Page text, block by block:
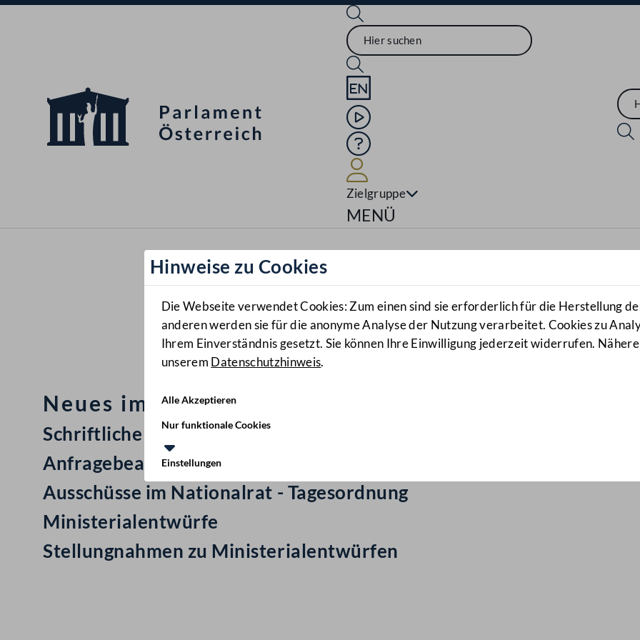
Sprache English
Mediathek
Hilfe
Zielgruppe
Navigationsmenü öffnen
MENÜ
Hinweise zu Cookies
Die Webseite verwendet Cookies: Zum einen sind sie erforderlich für die Herstellung
anderen werden sie für die anonyme Analyse der Nutzung verarbeitet. Cookies zu
Ihrem Einverständnis gesetzt. Sie können Ihre Einwilligung jederzeit widerrufen.
unserem Datenschutzhinweis.
Alle Akzeptieren
Nur funktionale Cookies
Einstellungen
Neues im Nationalrat: Mail Nr: 88
Schriftliche Anfrage
Anfragebeantwortung
Ausschüsse im Nationalrat - Tagesordnung
Ministerialentwürfe
Stellungnahmen zu Ministerialentwürfen